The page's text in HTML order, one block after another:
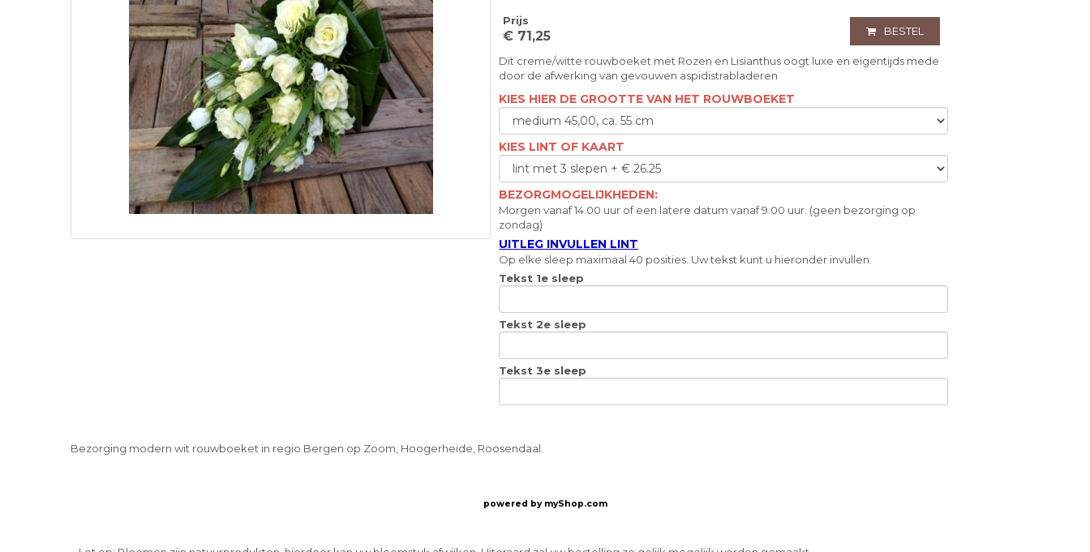
Prijs
€ 71,25 BESTEL
Dit creme/witte rouwboeket met Rozen en Lisianthus oogt luxe en eigentijds mede
door de afwerking van gevouwen aspidistrabladeren
KIES HIER DE GROOTTE VAN HET ROUWBOEKET
KIES LINT OF KAART
BEZORGMOGELIJKHEDEN:
Morgen vanaf 14.00 uur of een latere datum vanaf 9.00 uur. (geen bezorging op
zondag)
UITLEG INVULLEN LINT
Op elke sleep maximaal 40 posities. Uw tekst kunt u hieronder invullen.
Tekst 1e sleep
Tekst 2e sleep
Tekst 3e sleep
Bezorging modern wit rouwboeket in regio Bergen op Zoom, Hoogerheide, Roosendaal.
powered by myShop.com